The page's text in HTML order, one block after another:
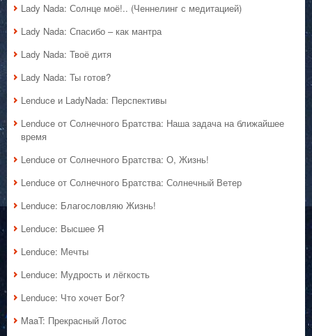
Lady Nada: Солнце моё!.. (Ченнелинг с медитацией)
Lady Nada: Спасибо – как мантра
Lady Nada: Твоё дитя
Lady Nada: Ты готов?
Lenduce и LadyNada: Перспективы
Lenduce от Солнечного Братства: Наша задача на ближайшее
время
Lenduce от Солнечного Братства: О, Жизнь!
Lenduce от Солнечного Братства: Солнечный Ветер
Lenduce: Благословляю Жизнь!
Lenduce: Высшее Я
Lenduce: Мечты
Lenduce: Мудрость и лёгкость
Lenduce: Что хочет Бог?
MaaT: Прекрасный Лотос